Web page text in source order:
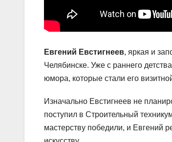
Евгений Евстигнеев, яркая и
Челябинске. Уже с раннего
юмора, которые стали его
Изначально Евстигнеев не
поступил в Строительный
мастерству победили, и Евгений